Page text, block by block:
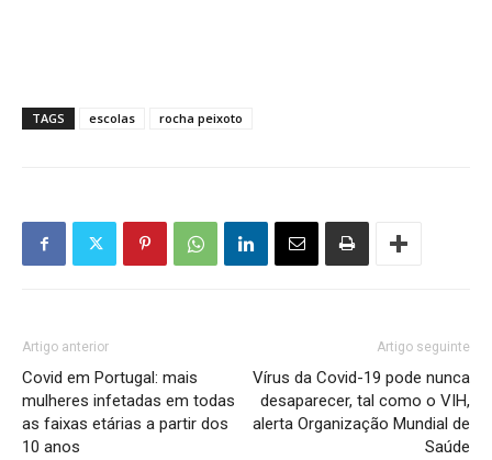
TAGS escolas rocha peixoto
Artigo anterior
Covid em Portugal: mais
mulheres infetadas em todas
as faixas etárias a partir dos
10 anos
Artigo seguinte
Vírus da Covid-19 pode nunca
desaparecer, tal como o VIH,
alerta Organização Mundial de
Saúde